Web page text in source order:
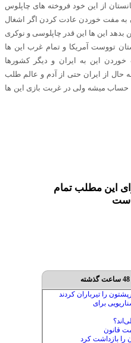
از این خود فروخته های چاپلوس
به مفت خوردن عادت کردن اگر اشغال
این ها این قدر چاپلوسی و نوکری
تووست آمریکا و تمام غرب این ها
این به ایران و دیگر کشورها
از ایران حتی از آدم و عالم طلب
حساب میشه ولی در غربت بازی این ها
این مطلب تمام